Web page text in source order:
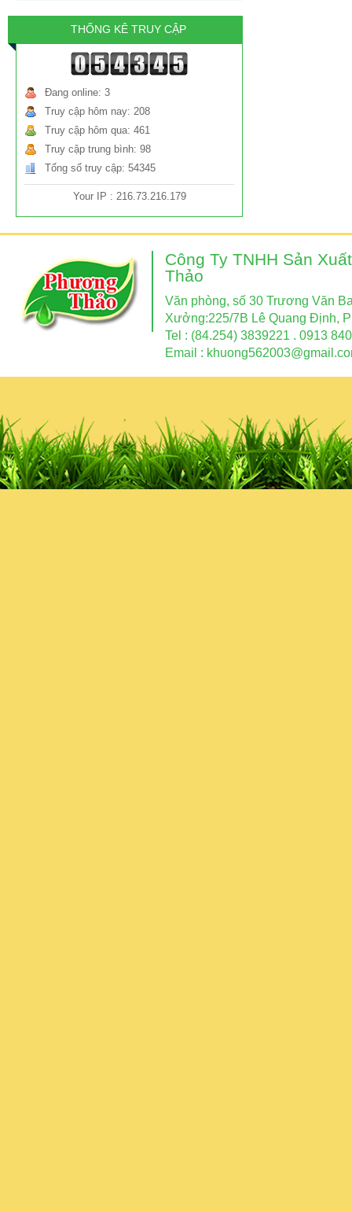
THỐNG KÊ TRUY CẬP
Đang online: 3
Truy cập hôm nay: 208
Truy cập hôm qua: 461
Truy cập trung bình: 98
Tổng số truy cập: 54345
Your IP : 216.73.216.179
Công Ty TNHH Sản
Thảo
Văn phòng, số 30 Trương Văn
Xưởng:225/7B Lê Quang Định,
Tel : (84.254) 3839221 . 0913
Email :